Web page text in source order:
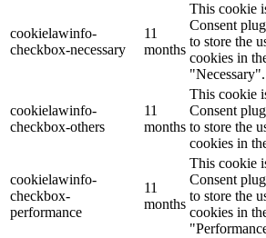
cookielawinfo-
checkbox-necessary
11
months
This cookie
Consent
to store the
cookies in
"Necessary".
cookielawinfo-
checkbox-others
11
months
This cookie
Consent
to store the
cookies in
cookielawinfo-
checkbox-
performance
11
months
This cookie
Consent
to store the
cookies in